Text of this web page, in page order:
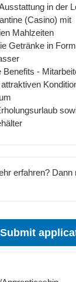
in der
(Casino) mit
Mahlzeiten
Getränke in
Benefits -
erfahren? Dann
Submit